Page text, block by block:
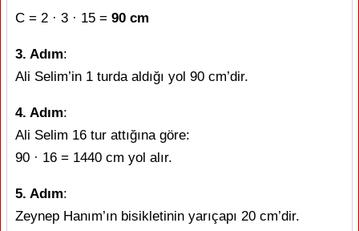
C = 2 · 3 · 15 = 90 cm
3. Adım:
Ali Selim’in 1 turda aldığı yol 90 cm’dir.
4. Adım:
Ali Selim 16 tur attığına göre:
90 · 16 = 1440 cm yol alır.
5. Adım:
Zeynep Hanım’ın bisikletinin yarıçapı 20 cm’dir.